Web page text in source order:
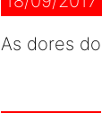
As dores